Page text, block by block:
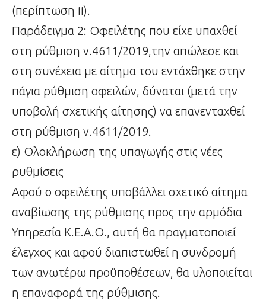
(περίπτωση ii).
Παράδειγμα 2: Οφειλέτης που είχε υπαχθεί
στη ρύθμιση ν.4611/2019,την απώλεσε και
στη συνέχεια με αίτημα του εντάχθηκε στην
πάγια ρύθμιση οφειλών, δύναται (μετά την
υποβολή σχετικής αίτησης) να επανενταχθεί
στη ρύθμιση ν.4611/2019.
ε) Ολοκλήρωση της υπαγωγής στις νέες
ρυθμίσεις
Αφού ο οφειλέτης υποβάλλει σχετικό αίτημα
αναβίωσης της ρύθμισης προς την αρμόδια
Υπηρεσία Κ.Ε.Α.Ο., αυτή θα πραγματοποιεί
έλεγχος και αφού διαπιστωθεί η συνδρομή
των ανωτέρω προϋποθέσεων, θα υλοποιείται
η επαναφορά της ρύθμισης.